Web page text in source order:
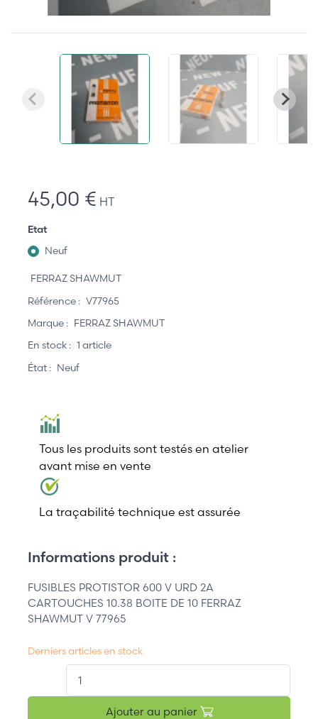
45,00 € HT
Etat
Neuf
FERRAZ SHAWMUT
Référence : V77965
Marque : FERRAZ SHAWMUT
En stock : 1 article
État : Neuf
Tous les produits sont testés en atelier
avant mise en vente
La traçabilité technique est assurée
Informations produit :
FUSIBLES PROTISTOR 600 V URD 2A
CARTOUCHES 10.38 BOITE DE 10 FERRAZ
SHAWMUT V 77965
Derniers articles en stock
Ajouter au panier